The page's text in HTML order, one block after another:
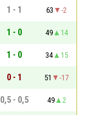
1 - 1 63
-2
1 - 0 49
14
1 - 0 34
15
0 - 1 51
-17
0,5 - 0,5 49
2